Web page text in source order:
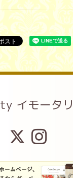
イモータ